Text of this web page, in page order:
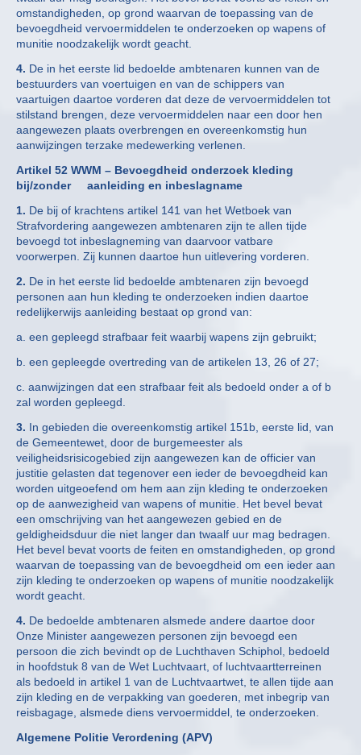
omstandigheden, op grond waarvan de toepassing van de
bevoegdheid vervoermiddelen te onderzoeken op wapens of
munitie noodzakelijk wordt geacht.
4. De in het eerste lid bedoelde ambtenaren kunnen van de
bestuurders van voertuigen en van de schippers van
vaartuigen daartoe vorderen dat deze de vervoermiddelen tot
stilstand brengen, deze vervoermiddelen naar een door hen
aangewezen plaats overbrengen en overeenkomstig hun
aanwijzingen terzake medewerking verlenen.
Artikel 52 WWM – Bevoegdheid onderzoek kleding
bij/zonder
aanleiding en inbeslagname
1. De bij of krachtens artikel 141 van het Wetboek van
Strafvordering aangewezen ambtenaren zijn te allen tijde
bevoegd tot inbeslagneming van daarvoor vatbare
voorwerpen. Zij kunnen daartoe hun uitlevering vorderen.
2. De in het eerste lid bedoelde ambtenaren zijn bevoegd
personen aan hun kleding te onderzoeken indien daartoe
redelijkerwijs aanleiding bestaat op grond van:
a. een gepleegd strafbaar feit waarbij wapens zijn gebruikt;
b. een gepleegde overtreding van de artikelen 13, 26 of 27;
c. aanwijzingen dat een strafbaar feit als bedoeld onder a of b
zal worden gepleegd.
3. In gebieden die overeenkomstig artikel 151b, eerste lid, van
de Gemeentewet, door de burgemeester als
veiligheidsrisicogebied zijn aangewezen kan de officier van
justitie gelasten dat tegenover een ieder de bevoegdheid kan
worden uitgeoefend om hem aan zijn kleding te onderzoeken
op de aanwezigheid van wapens of munitie. Het bevel bevat
een omschrijving van het aangewezen gebied en de
geldigheidsduur die niet langer dan twaalf uur mag bedragen.
Het bevel bevat voorts de feiten en omstandigheden, op grond
waarvan de toepassing van de bevoegdheid om een ieder aan
zijn kleding te onderzoeken op wapens of munitie noodzakelijk
wordt geacht.
4. De bedoelde ambtenaren alsmede andere daartoe door
Onze Minister aangewezen personen zijn bevoegd een
persoon die zich bevindt op de Luchthaven Schiphol, bedoeld
in hoofdstuk 8 van de Wet Luchtvaart, of luchtvaartterreinen
als bedoeld in artikel 1 van de Luchtvaartwet, te allen tijde aan
zijn kleding en de verpakking van goederen, met inbegrip van
reisbagage, alsmede diens vervoermiddel, te onderzoeken.
Algemene Politie Verordening (APV)